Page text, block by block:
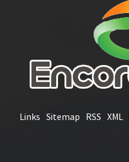
Links Sitemap RSS XML